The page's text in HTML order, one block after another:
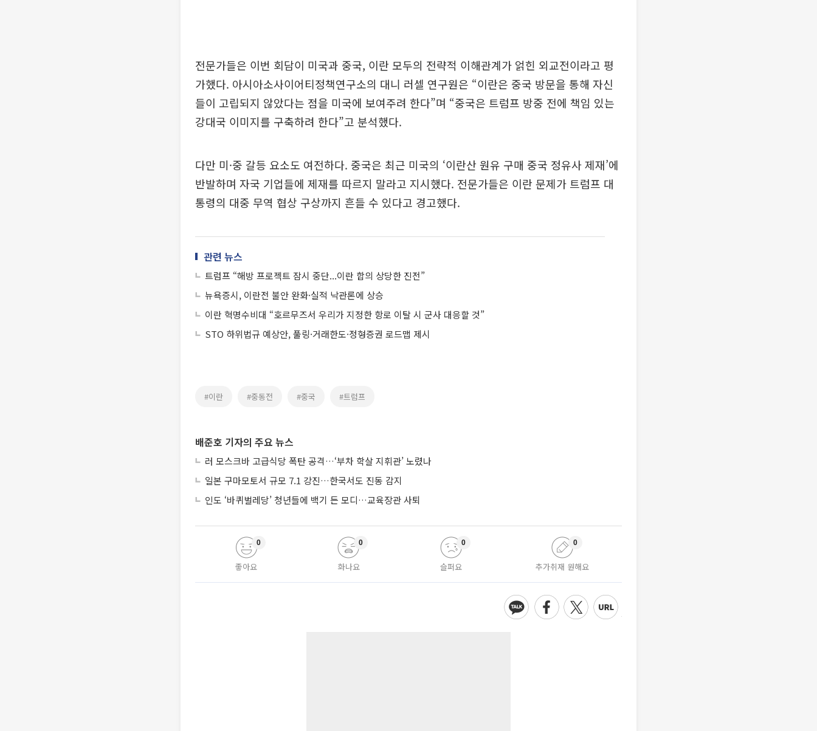
전문가들은 이번 회담이 미국과 중국, 이란 모두의 전략적 이해관계가 얽힌 외교전이라고 평
가했다. 아시아소사이어티정책연구소의 대니 러셀 연구원은 “이란은 중국 방문을 통해 자신
들이 고립되지 않았다는 점을 미국에 보여주려 한다”며 “중국은 트럼프 방중 전에 책임 있는
강대국 이미지를 구축하려 한다”고 분석했다.
다만 미·중 갈등 요소도 여전하다. 중국은 최근 미국의 ‘이란산 원유 구매 중국 정유사 제재’에
반발하며 자국 기업들에 제재를 따르지 말라고 지시했다. 전문가들은 이란 문제가 트럼프 대
통령의 대중 무역 협상 구상까지 흔들 수 있다고 경고했다.
관련 뉴스
트럼프 “해방 프로젝트 잠시 중단...이란 합의 상당한 진전”
뉴욕증시, 이란전 불안 완화·실적 낙관론에 상승
이란 혁명수비대 “호르무즈서 우리가 지정한 항로 이탈 시 군사 대응할 것”
STO 하위법규 예상안, 풀링·거래한도·정형증권 로드맵 제시
#이란 #중동전 #중국 #트럼프
배준호 기자의 주요 뉴스
러 모스크바 고급식당 폭탄 공격…‘부차 학살 지휘관’ 노렸나
일본 구마모토서 규모 7.1 강진…한국서도 진동 감지
인도 ‘바퀴벌레당’ 청년들에 백기 든 모디…교육장관 사퇴
좋아요
0
화나요
0
슬퍼요
0
추가취재 원해요
0